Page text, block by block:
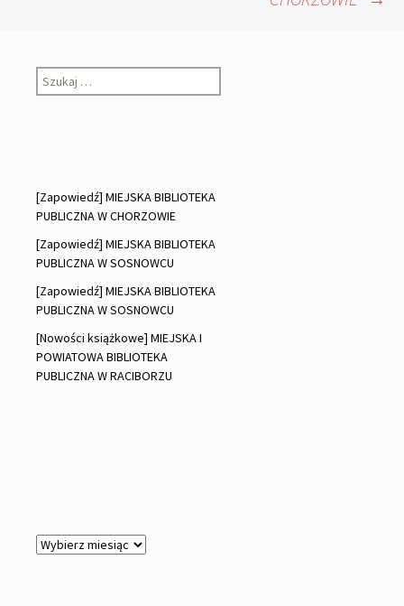
Szukaj:
[Zapowiedź] MIEJSKA BIBLIOTEKA
PUBLICZNA W CHORZOWIE
[Zapowiedź] MIEJSKA BIBLIOTEKA
PUBLICZNA W SOSNOWCU
[Zapowiedź] MIEJSKA BIBLIOTEKA
PUBLICZNA W SOSNOWCU
[Nowości książkowe] MIEJSKA I
POWIATOWA BIBLIOTEKA
PUBLICZNA W RACIBORZU
Archiwa